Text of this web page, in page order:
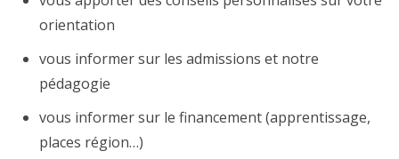
orientation
vous informer sur les admissions et notre
pédagogie
vous informer sur le financement (apprentissage,
places région…)